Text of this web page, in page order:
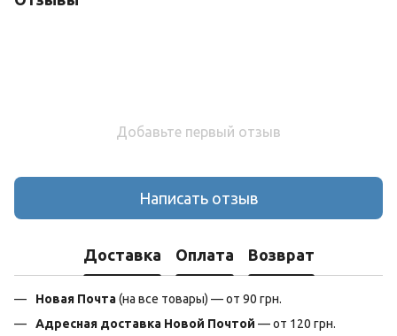
Добавьте первый отзыв
Написать отзыв
Доставка Оплата Возврат
Новая Почта(на все товары) — от 90 грн.
Адресная доставка Новой Почтой — от 120 грн.